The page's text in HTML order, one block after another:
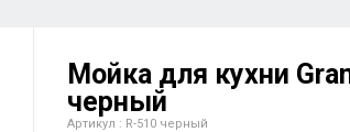
Мойка для кухни
черный
Артикул : R-510 черный